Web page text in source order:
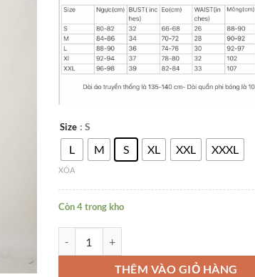
Size : S
L M S XL XXL XXXL
XÓA
Còn 4 trong kho
THÊM VÀO GIỎ HÀNG